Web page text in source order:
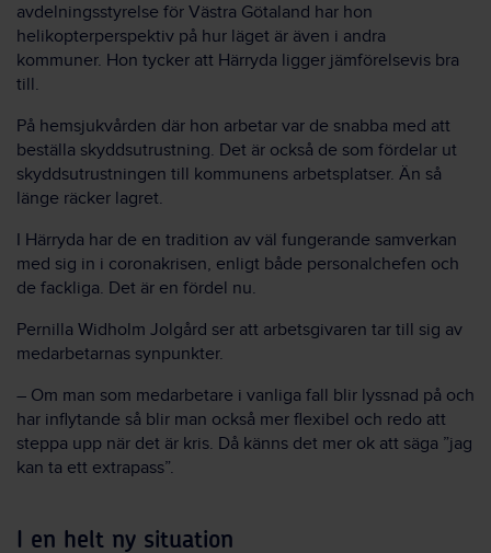
avdelningsstyrelse för Västra Götaland har hon
helikopterperspektiv på hur läget är även i andra
kommuner. Hon tycker att Härryda ligger jämförelsevis bra
till.
På hemsjukvården där hon arbetar var de snabba med att
beställa skyddsutrustning. Det är också de som fördelar ut
skyddsutrustningen till kommunens arbetsplatser. Än så
länge räcker lagret.
I Härryda har de en tradition av väl fungerande samverkan
med sig in i coronakrisen, enligt både personalchefen och
de fackliga. Det är en fördel nu.
Pernilla Widholm Jolgård ser att arbetsgivaren tar till sig av
medarbetarnas synpunkter.
– Om man som medarbetare i vanliga fall blir lyssnad på och
har inflytande så blir man också mer flexibel och redo att
steppa upp när det är kris. Då känns det mer ok att säga ”jag
kan ta ett extrapass”.
I en helt ny situation